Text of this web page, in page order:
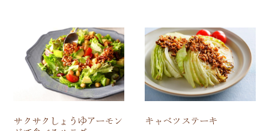
サクサクしょうゆアーモン
キャベツステーキ